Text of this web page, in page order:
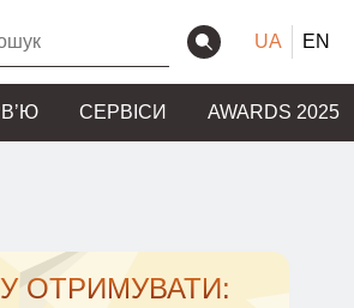
UA EN
СЕРВІСИ AWARDS 2025
ОТРИМУВАТИ: